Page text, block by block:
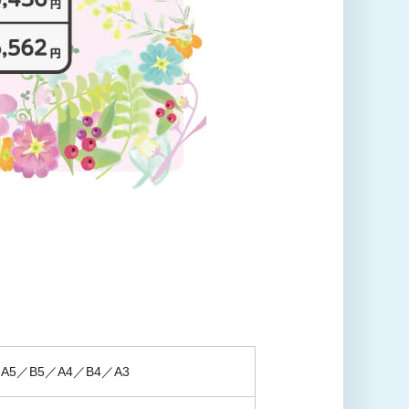
A5／B5／A4／B4／A3